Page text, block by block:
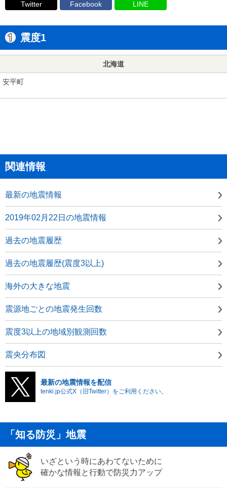
Twitter Facebook LINE
震度1
北海道
安平町
関連情報
最新の地震情報
2019年02月22日の地震情報
過去の地震履歴
過去の地震履歴(震度3以上)
海外の大きな地震
震源地ごとの地震発生回数
震度3以上の地域別観測回数
震央分布図
最新の地震情報を配信
tenki.jp公式X（旧Twitter）をご利用ください。
「知る防災」地震
いざという時にあわてないために
確かな情報と行動で防災力アップ